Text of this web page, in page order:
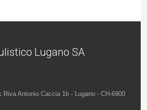
Lugano SA
Riva Antonio Caccia 1b - Lugano - CH-6900